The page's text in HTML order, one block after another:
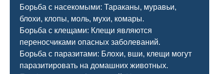
Борьба с насекомыми: Тараканы, муравьи,
блохи, клопы, моль, мухи, комары.
Борьба с клещами: Клещи являются
переносчиками опасных заболеваний.
Борьба с паразитами: Блохи, вши, клещи могут
паразитировать на домашних животных.